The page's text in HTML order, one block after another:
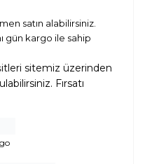
satın alabilirsiniz.
gün kargo ile sahip
sitemiz üzerinden
Fırsatı